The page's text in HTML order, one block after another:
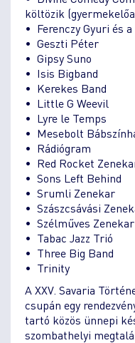
költözik
• Ferenczy Gyuri és
• Geszti Péter
• Gipsy Suno
• Isis Bigband
• Kerekes Band
• Little G Weevil
• Lyre le Temps
• Mesebolt
• Rádiógram
• Red Rocket
• Sons Left Behind
• Srumli Zenekar
• Szászcsávási
• Szélműves Zenekar
• Tabac Jazz Trió
• Three Big Band
• Trinity
A XXV. Savaria
csupán egy
tartó közös ünnepi
szombathelyi